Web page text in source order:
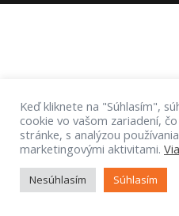
Keď kliknete na "Súhlasím",
cookie vo vašom zariadení,
stránke, s analýzou
marketingovými aktivitami.
Nesúhlasím Súhlasím